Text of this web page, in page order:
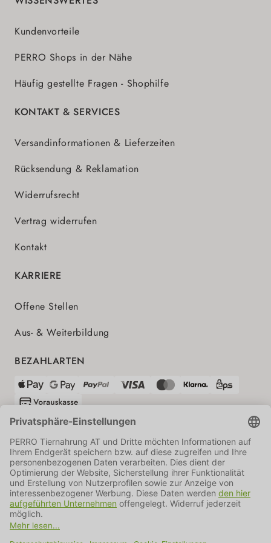
Kundenvorteile
PERRO Shops in der Nähe
Häufig gestellte Fragen - Shophilfe
KONTAKT & SERVICES
Versandinformationen & Lieferzeiten
Rücksendung & Reklamation
Widerrufsrecht
Vertrag widerrufen
Kontakt
KARRIERE
Offene Stellen
Aus- & Weiterbildung
BEZAHLARTEN
VERSANDPARTNER